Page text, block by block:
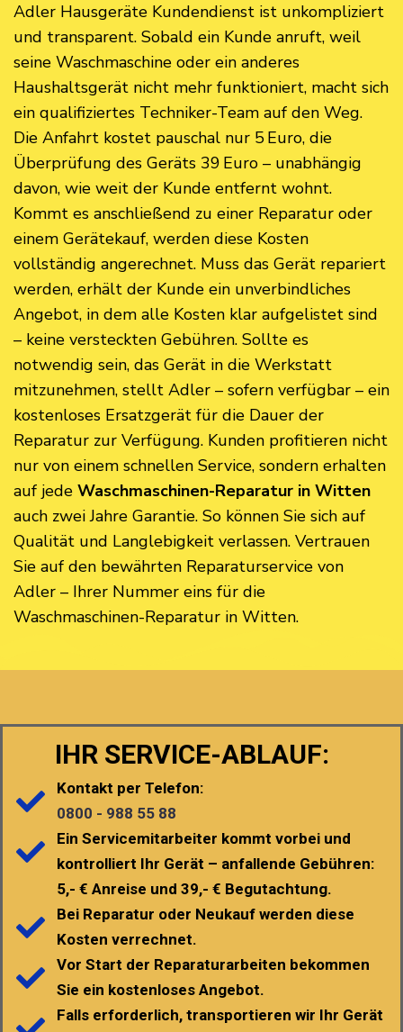
Adler Hausgeräte Kundendienst ist unkompliziert
und transparent. Sobald ein Kunde anruft, weil
seine Waschmaschine oder ein anderes
Haushaltsgerät nicht mehr funktioniert, macht sich
ein qualifiziertes Techniker-Team auf den Weg.
Die Anfahrt kostet pauschal nur 5 Euro, die
Überprüfung des Geräts 39 Euro – unabhängig
davon, wie weit der Kunde entfernt wohnt.
Kommt es anschließend zu einer Reparatur oder
einem Gerätekauf, werden diese Kosten
vollständig angerechnet. Muss das Gerät repariert
werden, erhält der Kunde ein unverbindliches
Angebot, in dem alle Kosten klar aufgelistet sind
– keine versteckten Gebühren. Sollte es
notwendig sein, das Gerät in die Werkstatt
mitzunehmen, stellt Adler – sofern verfügbar – ein
kostenloses Ersatzgerät für die Dauer der
Reparatur zur Verfügung. Kunden profitieren nicht
nur von einem schnellen Service, sondern erhalten
auf jede Waschmaschinen-Reparatur in Witten
auch zwei Jahre Garantie. So können Sie sich auf
Qualität und Langlebigkeit verlassen. Vertrauen
Sie auf den bewährten Reparaturservice von
Adler – Ihrer Nummer eins für die
Waschmaschinen-Reparatur in Witten.
IHR SERVICE-ABLAUF:
Kontakt per Telefon:
0800 - 988 55 88
Ein Servicemitarbeiter kommt vorbei und
kontrolliert Ihr Gerät – anfallende Gebühren:
5,- € Anreise und 39,- € Begutachtung.
Bei Reparatur oder Neukauf werden diese
Kosten verrechnet.
Vor Start der Reparaturarbeiten bekommen
Sie ein kostenloses Angebot.
Falls erforderlich, transportieren wir Ihr Gerät